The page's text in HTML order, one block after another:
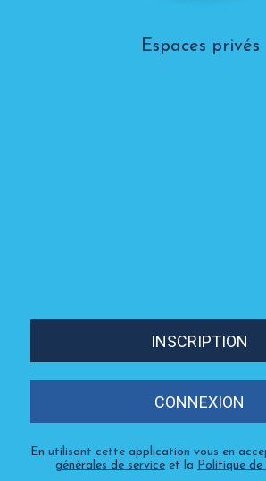
Espaces privés
INSCRIPTION
CONNEXION
En utilisant cette application vous en
générales de service et la Politique